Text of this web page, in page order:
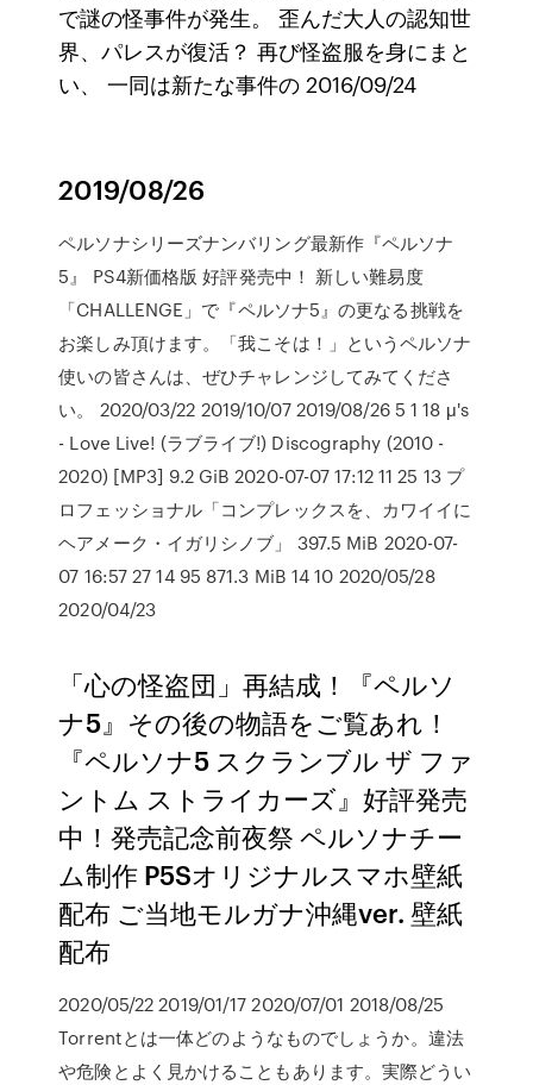
で謎の怪事件が発生。 歪んだ大人の認知世
界、パレスが復活？ 再び怪盗服を身にまと
い、 一同は新たな事件の 2016/09/24
2019/08/26
ペルソナシリーズナンバリング最新作『ペルソナ
5』 PS4新価格版 好評発売中！ 新しい難易度
「CHALLENGE」で『ペルソナ5』の更なる挑戦を
お楽しみ頂けます。「我こそは！」というペルソナ
使いの皆さんは、ぜひチャレンジしてみてくださ
い。 2020/03/22 2019/10/07 2019/08/26 5 1 18 μ's
- Love Live! (ラブライブ!) Discography (2010 -
2020) [MP3] 9.2 GiB 2020-07-07 17:12 11 25 13 プ
ロフェッショナル「コンプレックスを、カワイイに
ヘアメーク・イガリシノブ」 397.5 MiB 2020-07-
07 16:57 27 14 95 871.3 MiB 14 10 2020/05/28
2020/04/23
「心の怪盗団」再結成！『ペルソ
ナ5』その後の物語をご覧あれ！
『ペルソナ5 スクランブル ザ ファ
ントム ストライカーズ』好評発売
中！発売記念前夜祭 ペルソナチー
ム制作 P5Sオリジナルスマホ壁紙
配布 ご当地モルガナ沖縄ver. 壁紙
配布
2020/05/22 2019/01/17 2020/07/01 2018/08/25
Torrentとは一体どのようなものでしょうか。違法
や危険とよく見かけることもあります。実際どうい